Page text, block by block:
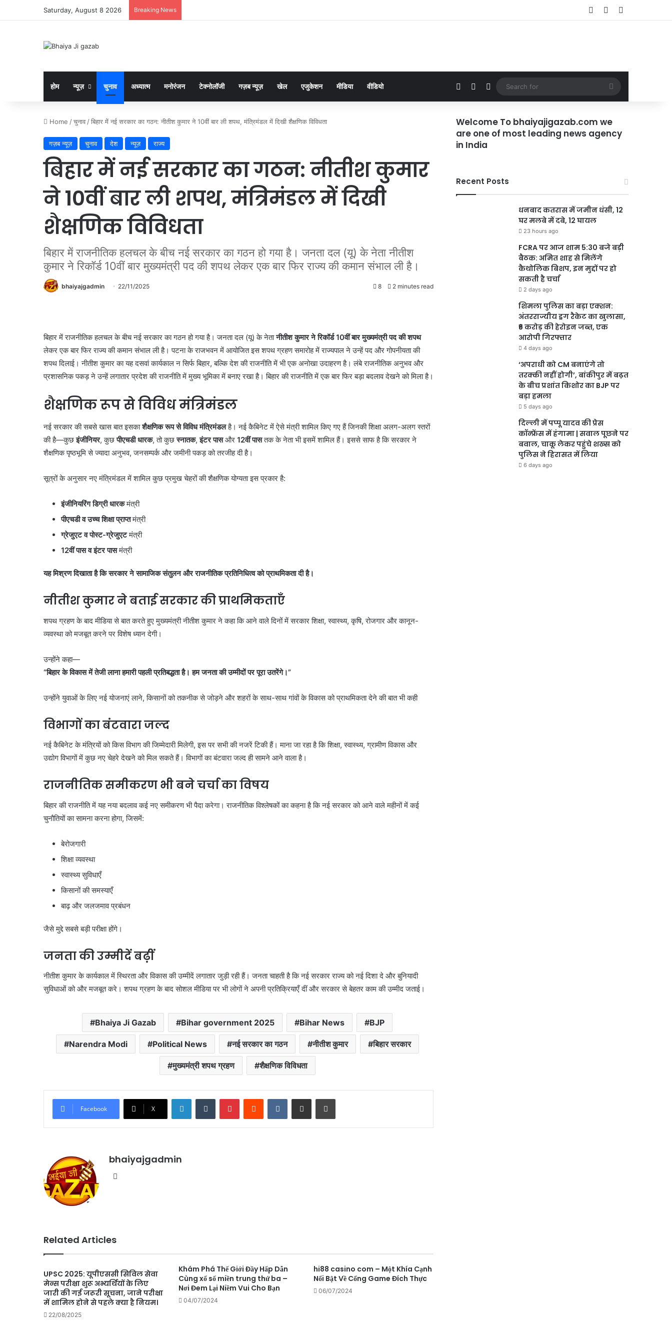
Saturday, August 8 2026 Breaking News Log InRandom Article
होम न्यूज़ चुनाव अध्यात्म मनोरंजन टेक्नोलॉजी गज़ब न्यूज़ खेल एजुकेशन मीडिया वीडियो Random Article
SidebarSwitch skin
Search
for
Home /चुनाव /बिहार में नई सरकार का गठन: नीतीश कुमार ने 10वीं बार ली शपथ, मंत्रिमंडल में दिखी शैक्षणिक विविधता
गज़ब न्यूज़ चुनाव देश न्यूज़ राज्य
बिहार में नई सरकार का गठन: नीतीश कुमार
ने 10वीं बार ली शपथ, मंत्रिमंडल में दिखी
शैक्षणिक विविधता
बिहार में राजनीतिक हलचल के बीच नई सरकार का गठन हो गया है। जनता दल (यू) के नेता नीतीश
कुमार ने रिकॉर्ड 10वीं बार मुख्यमंत्री पद की शपथ लेकर एक बार फिर राज्य की कमान संभाल ली है।
bhaiyajgadmin 22/11/2025 8 2 minutes read
बिहार में राजनीतिक हलचल के बीच नई सरकार का गठन हो गया है। जनता दल (यू) के नेतानीतीश कुमार ने रिकॉर्ड 10वीं बार मुख्यमंत्री पद की शपथ
लेकर एक बार फिर राज्य की कमान संभाल ली है। पटना के राजभवन में आयोजित इस शपथ ग्रहण समारोह में राज्यपाल ने उन्हें पद और गोपनीयता की
शपथ दिलाई। नीतीश कुमार का यह दसवां कार्यकाल न सिर्फ बिहार, बल्कि देश की राजनीति में भी एक अनोखा उदाहरण है। लंबे राजनीतिक अनुभव और
प्रशासनिक पकड़ ने उन्हें लगातार प्रदेश की राजनीति में मुख्य भूमिका में बनाए रखा है। बिहार की राजनीति में एक बार फिर बड़ा बदलाव देखने को मिला है।
शैक्षणिक रूप से विविध मंत्रिमंडल
नई सरकार की सबसे खास बात इसकाशैक्षणिक रूप से विविध मंत्रिमंडलहै। नई कैबिनेट में ऐसे मंत्री शामिल किए गए हैं जिनकी शिक्षा अलग-अलग स्तरों
की है—कुछइंजीनियर, कुछपीएचडी धारक, तो कुछस्नातक,इंटर पासऔर 12वीं पासतक के नेता भी इसमें शामिल हैं। इससे साफ है कि सरकार ने
शैक्षणिक पृष्ठभूमि से ज्यादा अनुभव, जनसम्पर्क और जमीनी पकड़ को तरजीह दी है।
सूत्रों के अनुसार नए मंत्रिमंडल में शामिल कुछ प्रमुख चेहरों की शैक्षणिक योग्यता इस प्रकार है:
इंजीनियरिंग डिग्री धारकमंत्री
पीएचडी व उच्च शिक्षा प्राप्तमंत्री
ग्रेजुएट व पोस्ट-ग्रेजुएटमंत्री
12वीं पास व इंटर पासमंत्री
यह मिश्रण दिखाता है कि सरकार ने सामाजिक संतुलन और राजनीतिक प्रतिनिधित्व को प्राथमिकता दी है।
नीतीश कुमार ने बताई सरकार की प्राथमिकताएँ
शपथ ग्रहण के बाद मीडिया से बात करते हुए मुख्यमंत्री नीतीश कुमार ने कहा कि आने वाले दिनों में सरकार शिक्षा, स्वास्थ्य, कृषि, रोजगार और कानून-
व्यवस्था को मजबूत करने पर विशेष ध्यान देगी।
उन्होंने कहा—
“बिहार के विकास में तेजी लाना हमारी पहली प्रतिबद्धता है। हम जनता की उम्मीदों पर पूरा उतरेंगे।”
उन्होंने युवाओं के लिए नई योजनाएं लाने, किसानों को तकनीक से जोड़ने और शहरों के साथ-साथ गांवों के विकास को प्राथमिकता देने की बात भी कही
विभागों का बंटवारा जल्द
नई कैबिनेट के मंत्रियों को किस विभाग की जिम्मेदारी मिलेगी, इस पर सभी की नजरें टिकी हैं। माना जा रहा है कि शिक्षा, स्वास्थ्य, ग्रामीण विकास और
उद्योग विभागों में कुछ नए चेहरे देखने को मिल सकते हैं। विभागों का बंटवारा जल्द ही सामने आने वाला है।
राजनीतिक समीकरण भी बने चर्चा का विषय
बिहार की राजनीति में यह नया बदलाव कई नए समीकरण भी पैदा करेगा। राजनीतिक विश्लेषकों का कहना है कि नई सरकार को आने वाले महीनों में कई
चुनौतियों का सामना करना होगा, जिसमें:
बेरोजगारी
शिक्षा व्यवस्था
स्वास्थ्य सुविधाएँ
किसानों की समस्याएँ
बाढ़ और जलजमाव प्रबंधन
जैसे मुद्दे सबसे बड़ी परीक्षा होंगे।
जनता की उम्मीदें बढ़ीं
नीतीश कुमार के कार्यकाल में स्थिरता और विकास की उम्मीदें लगातार जुड़ी रही हैं। जनता चाहती है कि नई सरकार राज्य को नई दिशा दे और बुनियादी
सुविधाओं को और मजबूत करे। शपथ ग्रहण के बाद सोशल मीडिया पर भी लोगों ने अपनी प्रतिक्रियाएँ दीं और सरकार से बेहतर काम की उम्मीद जताई।
Bhaiya Ji Gazab Bihar government 2025 Bihar News BJP
Narendra Modi Political News नई सरकार का गठन नीतीश कुमार बिहार सरकार
मुख्यमंत्री शपथ ग्रहण शैक्षणिक विविधता
Facebook X
LinkedInTumblr PinterestReddit VKontakteShare via Email Print
bhaiyajgadmin
Related Articles
UPSC 2025: यूपीएससी सिविल सेवा
मेन्स परीक्षा शुरू अभ्यर्थियों के लिए
जारी की गई जरूरी सूचना, जाने परीक्षा
में शामिल होने से पहले क्या है नियम।
22/08/2025
Khám Phá Thế Giới Đầy Hấp Dẫn
Cùng xổ số miền trung thứ ba –
Nơi Đem Lại Niềm Vui Cho Bạn
04/07/2024
hi88 casino com – Một Khía Cạnh
Nổi Bật Về Cổng Game Đích Thực
06/07/2024
Welcome To bhaiyajigazab.com we
are one of most leading news agency
in India
Recent Posts
धनबाद कतरास में जमीन धंसी, 12
घर मलबे में दबे, 12 घायल
23 hours ago
FCRA पर आज शाम 5:30 बजे बड़ी
बैठक: अमित शाह से मिलेंगे
कैथोलिक बिशप, इन मुद्दों पर हो
सकती है चर्चा
2 days ago
शिमला पुलिस का बड़ा एक्शन:
अंतरराज्यीय ड्रग रैकेट का खुलासा,
₹6 करोड़ की हेरोइन जब्त, एक
आरोपी गिरफ्तार
4 days ago
‘अपराधी को CM बनाएंगे तो
तरक्की नहीं होगी’, बांकीपुर में बढ़त
के बीच प्रशांत किशोर का BJP पर
बड़ा हमला
5 days ago
दिल्ली में पप्पू यादव की प्रेस
कॉन्फ्रेंस में हंगामा | सवाल पूछने पर
बवाल, चाकू लेकर पहुंचे शख्स को
पुलिस ने हिरासत में लिया
6 days ago